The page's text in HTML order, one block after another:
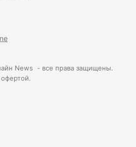
News - все права защищены.